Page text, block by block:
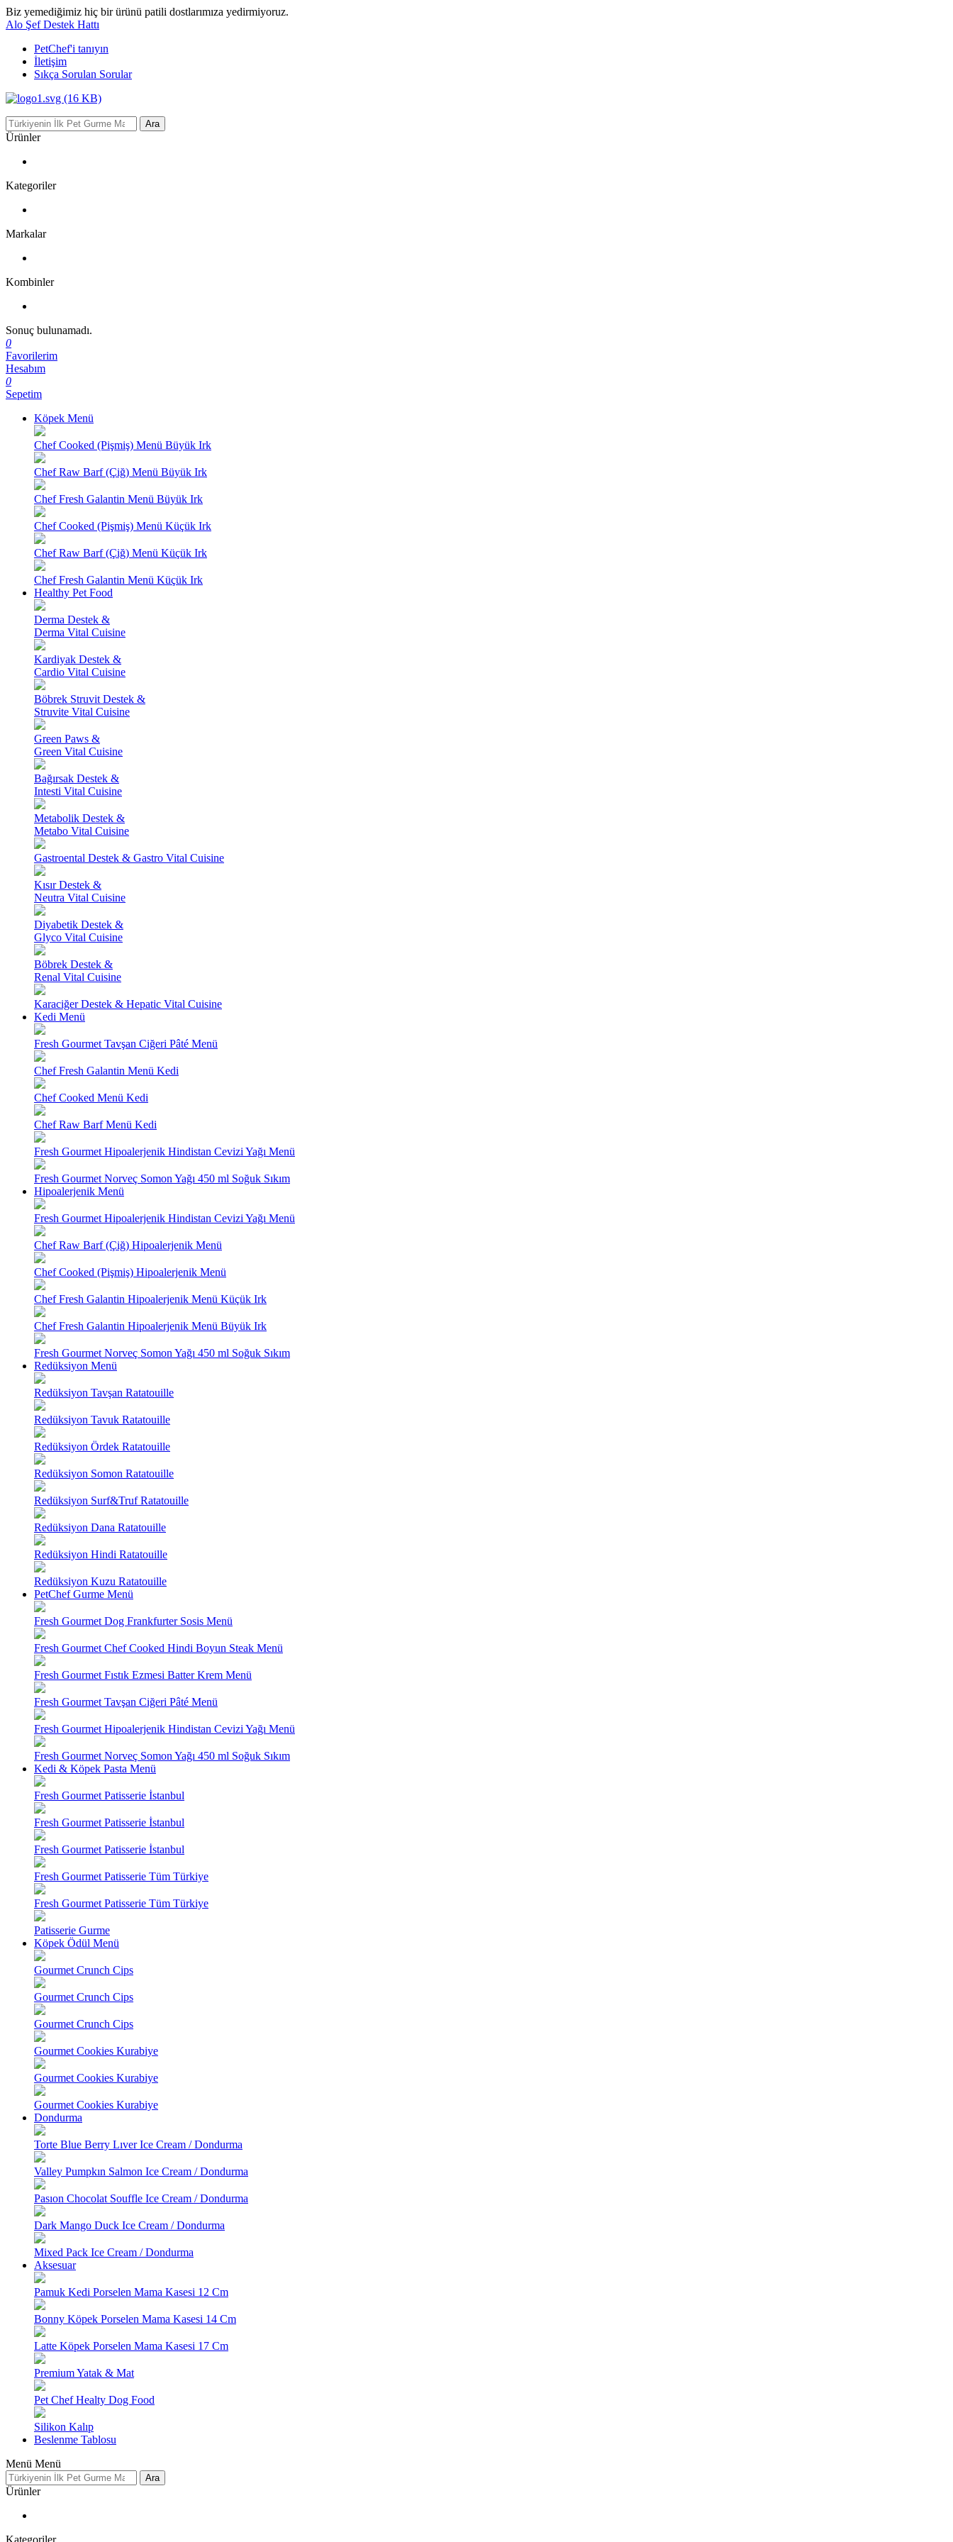
Biz yemediğimiz hiç bir ürünü patili dostlarımıza yedirmiyoruz.
Alo Şef Destek Hattı
PetChef'i tanıyın
İletişim
Sıkça Sorulan Sorular
Ara
Ürünler
Kategoriler
Markalar
Kombinler
Sonuç bulunamadı.
0
Favorilerim
Hesabım
0
Sepetim
Köpek Menü
Chef Cooked (Pişmiş) Menü Büyük Irk
Chef Raw Barf (Çiğ) Menü Büyük Irk
Chef Fresh Galantin Menü Büyük Irk
Chef Cooked (Pişmiş) Menü Küçük Irk
Chef Raw Barf (Çiğ) Menü Küçük Irk
Chef Fresh Galantin Menü Küçük Irk
Healthy Pet Food
Derma Destek &
Derma Vital Cuisine
Kardiyak Destek &
Cardio Vital Cuisine
Böbrek Struvit Destek &
Struvite Vital Cuisine
Green Paws &
Green Vital Cuisine
Bağırsak Destek &
Intesti Vital Cuisine
Metabolik Destek &
Metabo Vital Cuisine
Gastroental Destek & Gastro Vital Cuisine
Kısır Destek &
Neutra Vital Cuisine
Diyabetik Destek &
Glyco Vital Cuisine
Böbrek Destek &
Renal Vital Cuisine
Karaciğer Destek & Hepatic Vital Cuisine
Kedi Menü
Fresh Gourmet Tavşan Ciğeri Pâté Menü
Chef Fresh Galantin Menü Kedi
Chef Cooked Menü Kedi
Chef Raw Barf Menü Kedi
Fresh Gourmet Hipoalerjenik Hindistan Cevizi Yağı Menü
Fresh Gourmet Norveç Somon Yağı 450 ml Soğuk Sıkım
Hipoalerjenik Menü
Fresh Gourmet Hipoalerjenik Hindistan Cevizi Yağı Menü
Chef Raw Barf (Çiğ) Hipoalerjenik Menü
Chef Cooked (Pişmiş) Hipoalerjenik Menü
Chef Fresh Galantin Hipoalerjenik Menü Küçük Irk
Chef Fresh Galantin Hipoalerjenik Menü Büyük Irk
Fresh Gourmet Norveç Somon Yağı 450 ml Soğuk Sıkım
Redüksiyon Menü
Redüksiyon Tavşan Ratatouille
Redüksiyon Tavuk Ratatouille
Redüksiyon Ördek Ratatouille
Redüksiyon Somon Ratatouille
Redüksiyon Surf&Truf Ratatouille
Redüksiyon Dana Ratatouille
Redüksiyon Hindi Ratatouille
Redüksiyon Kuzu Ratatouille
PetChef Gurme Menü
Fresh Gourmet Dog Frankfurter Sosis Menü
Fresh Gourmet Chef Cooked Hindi Boyun Steak Menü
Fresh Gourmet Fıstık Ezmesi Batter Krem Menü
Fresh Gourmet Tavşan Ciğeri Pâté Menü
Fresh Gourmet Hipoalerjenik Hindistan Cevizi Yağı Menü
Fresh Gourmet Norveç Somon Yağı 450 ml Soğuk Sıkım
Kedi & Köpek Pasta Menü
Fresh Gourmet Patisserie İstanbul
Fresh Gourmet Patisserie İstanbul
Fresh Gourmet Patisserie İstanbul
Fresh Gourmet Patisserie Tüm Türkiye
Fresh Gourmet Patisserie Tüm Türkiye
Patisserie Gurme
Köpek Ödül Menü
Gourmet Crunch Cips
Gourmet Crunch Cips
Gourmet Crunch Cips
Gourmet Cookies Kurabiye
Gourmet Cookies Kurabiye
Gourmet Cookies Kurabiye
Dondurma
Torte Blue Berry Lıver Ice Cream / Dondurma
Valley Pumpkın Salmon Ice Cream / Dondurma
Pasıon Chocolat Souffle Ice Cream / Dondurma
Dark Mango Duck Ice Cream / Dondurma
Mixed Pack Ice Cream / Dondurma
Aksesuar
Pamuk Kedi Porselen Mama Kasesi 12 Cm
Bonny Köpek Porselen Mama Kasesi 14 Cm
Latte Köpek Porselen Mama Kasesi 17 Cm
Premium Yatak & Mat
Pet Chef Healty Dog Food
Silikon Kalıp
Beslenme Tablosu
Menü Menü
Ara
Ürünler
Kategoriler